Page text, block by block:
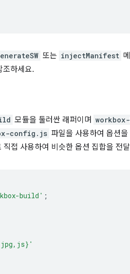
또는 injectManifest
조하세요.
모듈을 둘러싼 래퍼이며
config.js 파일을 사용하여 옵션
접 사용하여 비슷한 옵션 집합을 전
build' ;